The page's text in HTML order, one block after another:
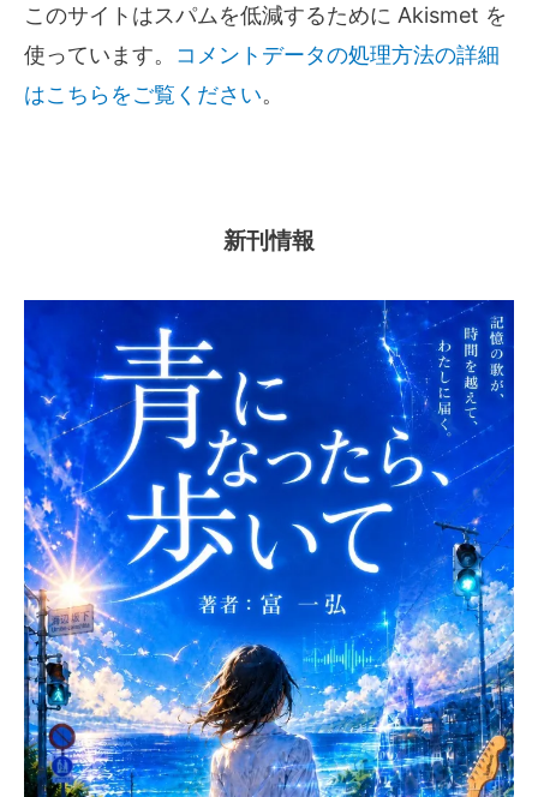
このサイトはスパムを低減するために Akismet を
使っています。 コメントデータの処理方法の詳細
はこちらをご覧ください。
新刊情報